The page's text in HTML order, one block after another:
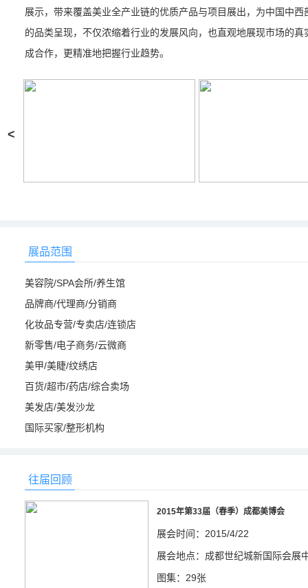
展示，带来覆盖美业全产业链的优质产品与项目展出，为中国中
的品类呈现，不仅浓缩着行业的发展风向，也直观地展现市场的
成合作，更精准地把握行业趋势。
<
展品范围
美容院/SPA会所/养生馆
品牌商/代理商/分销商
化妆品专营/专卖店/连锁店
新零售/电子商务/云微商
美甲/美睫/纹绣店
百货/超市/药店/综合卖场
美发店/美发沙龙
国际买家/整形机构
往届回顾
2015年第33届（春季）成都美博会
展会时间：2015/4/22
展会地点：成都世纪城新国际会展
图集：29张